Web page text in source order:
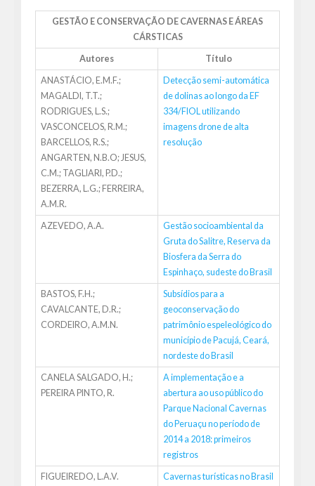
GESTÃO E CONSERVAÇÃO DE CAVERNAS E ÁREAS
CÁRSTICAS
Autores Título
ANASTÁCIO, E.M.F.;
MAGALDI, T.T.;
RODRIGUES, L.S.;
VASCONCELOS, R.M.;
BARCELLOS, R.S.;
ANGARTEN, N.B.O; JESUS,
C.M.; TAGLIARI, P.D.;
BEZERRA, L.G.; FERREIRA,
A.M.R.
Detecção semi-automática
de dolinas ao longo da EF
334/FIOL utilizando
imagens drone de alta
resolução
AZEVEDO, A.A.
Gestão socioambiental da
Gruta do Salitre, Reserva da
Biosfera da Serra do
Espinhaço, sudeste do Brasil
BASTOS, F.H.;
CAVALCANTE, D.R.;
CORDEIRO, A.M.N.
Subsídios para a
geoconservação do
patrimônio espeleológico do
município de Pacujá, Ceará,
nordeste do Brasil
CANELA SALGADO, H.;
PEREIRA PINTO, R.
A implementação e a
abertura ao uso público do
Parque Nacional Cavernas
do Peruaçu no período de
2014 a 2018: primeiros
registros
FIGUEIREDO, L.A.V.
Cavernas turísticas no Brasil